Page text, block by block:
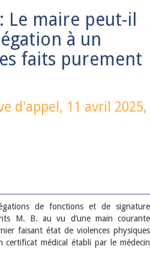
Le maire peut-il
à un
faits purement
d'appel, 11 avril 2025,
de fonctions et de signature
M. B. au vu d’une main courante
faisant état de violences physiques
certificat médical établi par le médecin